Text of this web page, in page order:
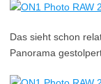
Das sieht schon
Panorama